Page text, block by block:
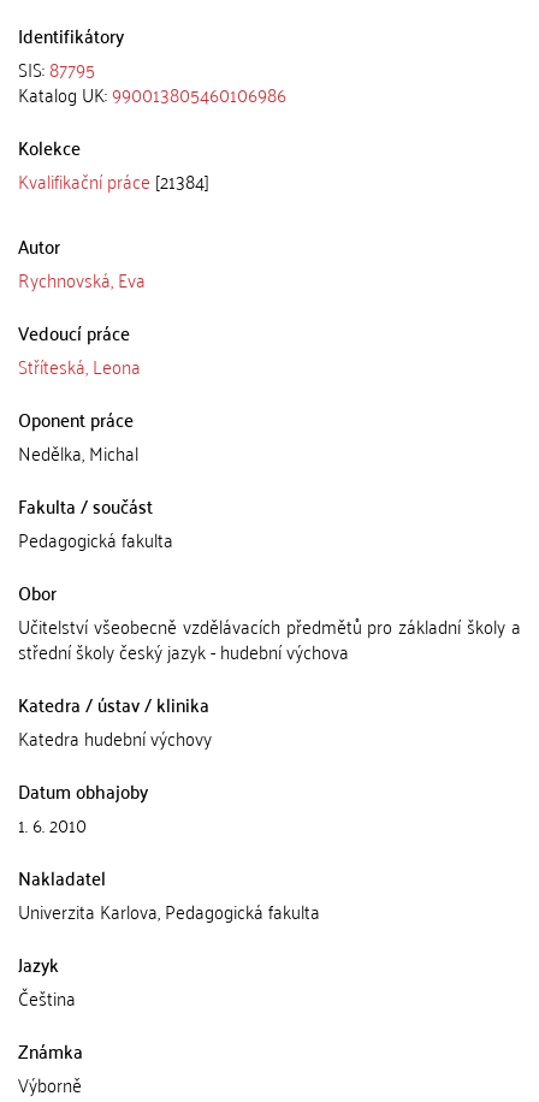
Identifikátory
SIS:87795
Katalog UK:990013805460106986
Kolekce
Kvalifikační práce [21384]
Autor
Rychnovská, Eva
Vedoucí práce
Stříteská, Leona
Oponent práce
Nedělka, Michal
Fakulta / součást
Pedagogická fakulta
Obor
Učitelství všeobecně vzdělávacích předmětů pro základní školy a
střední školy český jazyk - hudební výchova
Katedra / ústav / klinika
Katedra hudební výchovy
Datum obhajoby
1. 6. 2010
Nakladatel
Univerzita Karlova, Pedagogická fakulta
Jazyk
Čeština
Známka
Výborně